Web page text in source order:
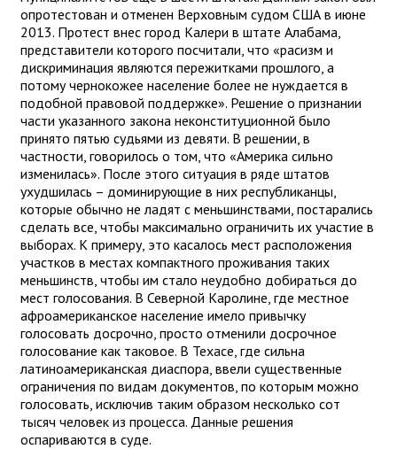
опротестован и отменен Верховным судом США в июне
2013. Протест внес город Калери в штате Алабама,
представители которого посчитали, что «расизм и
дискриминация являются пережитками прошлого, а
потому чернокожее население более не нуждается в
подобной правовой поддержке». Решение о признании
части указанного закона неконституционной было
принято пятью судьями из девяти. В решении, в
частности, говорилось о том, что «Америка сильно
изменилась». После этого ситуация в ряде штатов
ухудшилась – доминирующие в них республиканцы,
которые обычно не ладят с меньшинствами, постарались
сделать все, чтобы максимально ограничить их участие в
выборах. К примеру, это касалось мест расположения
участков в местах компактного проживания таких
меньшинств, чтобы им стало неудобно добираться до
мест голосования. В Северной Каролине, где местное
афроамериканское население имело привычку
голосовать досрочно, просто отменили досрочное
голосование как таковое. В Техасе, где сильна
латиноамериканская диаспора, ввели существенные
ограничения по видам документов, по которым можно
голосовать, исключив таким образом несколько сот
тысяч человек из процесса. Данные решения
оспариваются в суде.